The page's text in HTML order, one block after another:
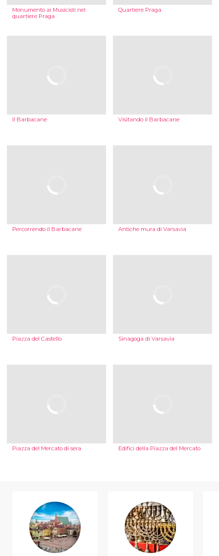
Monumento ai Musicisti nel
quartiere Praga
Quartiere Praga
Il Barbacane Visitando il Barbacane
Percorrendo il Barbacane Antiche mura di Varsavia
Piazza del Castello Sinagoga di Varsavia
Piazza del Mercato di sera Edifici della Piazza del Mercato